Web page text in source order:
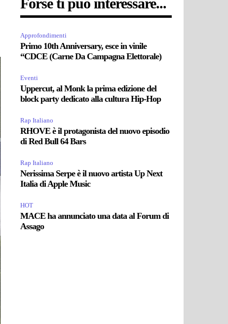
Approfondimenti
Primo 10th Anniversary, esce in vinile
“CDCE (Carne Da Campagna Elettorale)
Eventi
Uppercut, al Monk la prima edizione del
block party dedicato alla cultura Hip-Hop
Rap Italiano
RHOVE è il protagonista del nuovo episodio
di Red Bull 64 Bars
Rap Italiano
Nerissima Serpe è il nuovo artista Up Next
Italia di Apple Music
HOT
MACE ha annunciato una data al Forum di
Assago